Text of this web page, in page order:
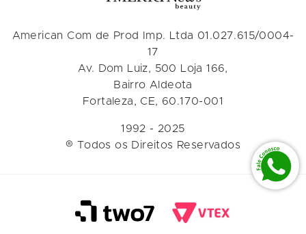
American Com de Prod Imp. Ltda 01.027.615/0004-
17
Av. Dom Luiz, 500 Loja 166,
Bairro Aldeota
Fortaleza, CE, 60.170-001
1992 - 2025
® Todos os Direitos Reservados